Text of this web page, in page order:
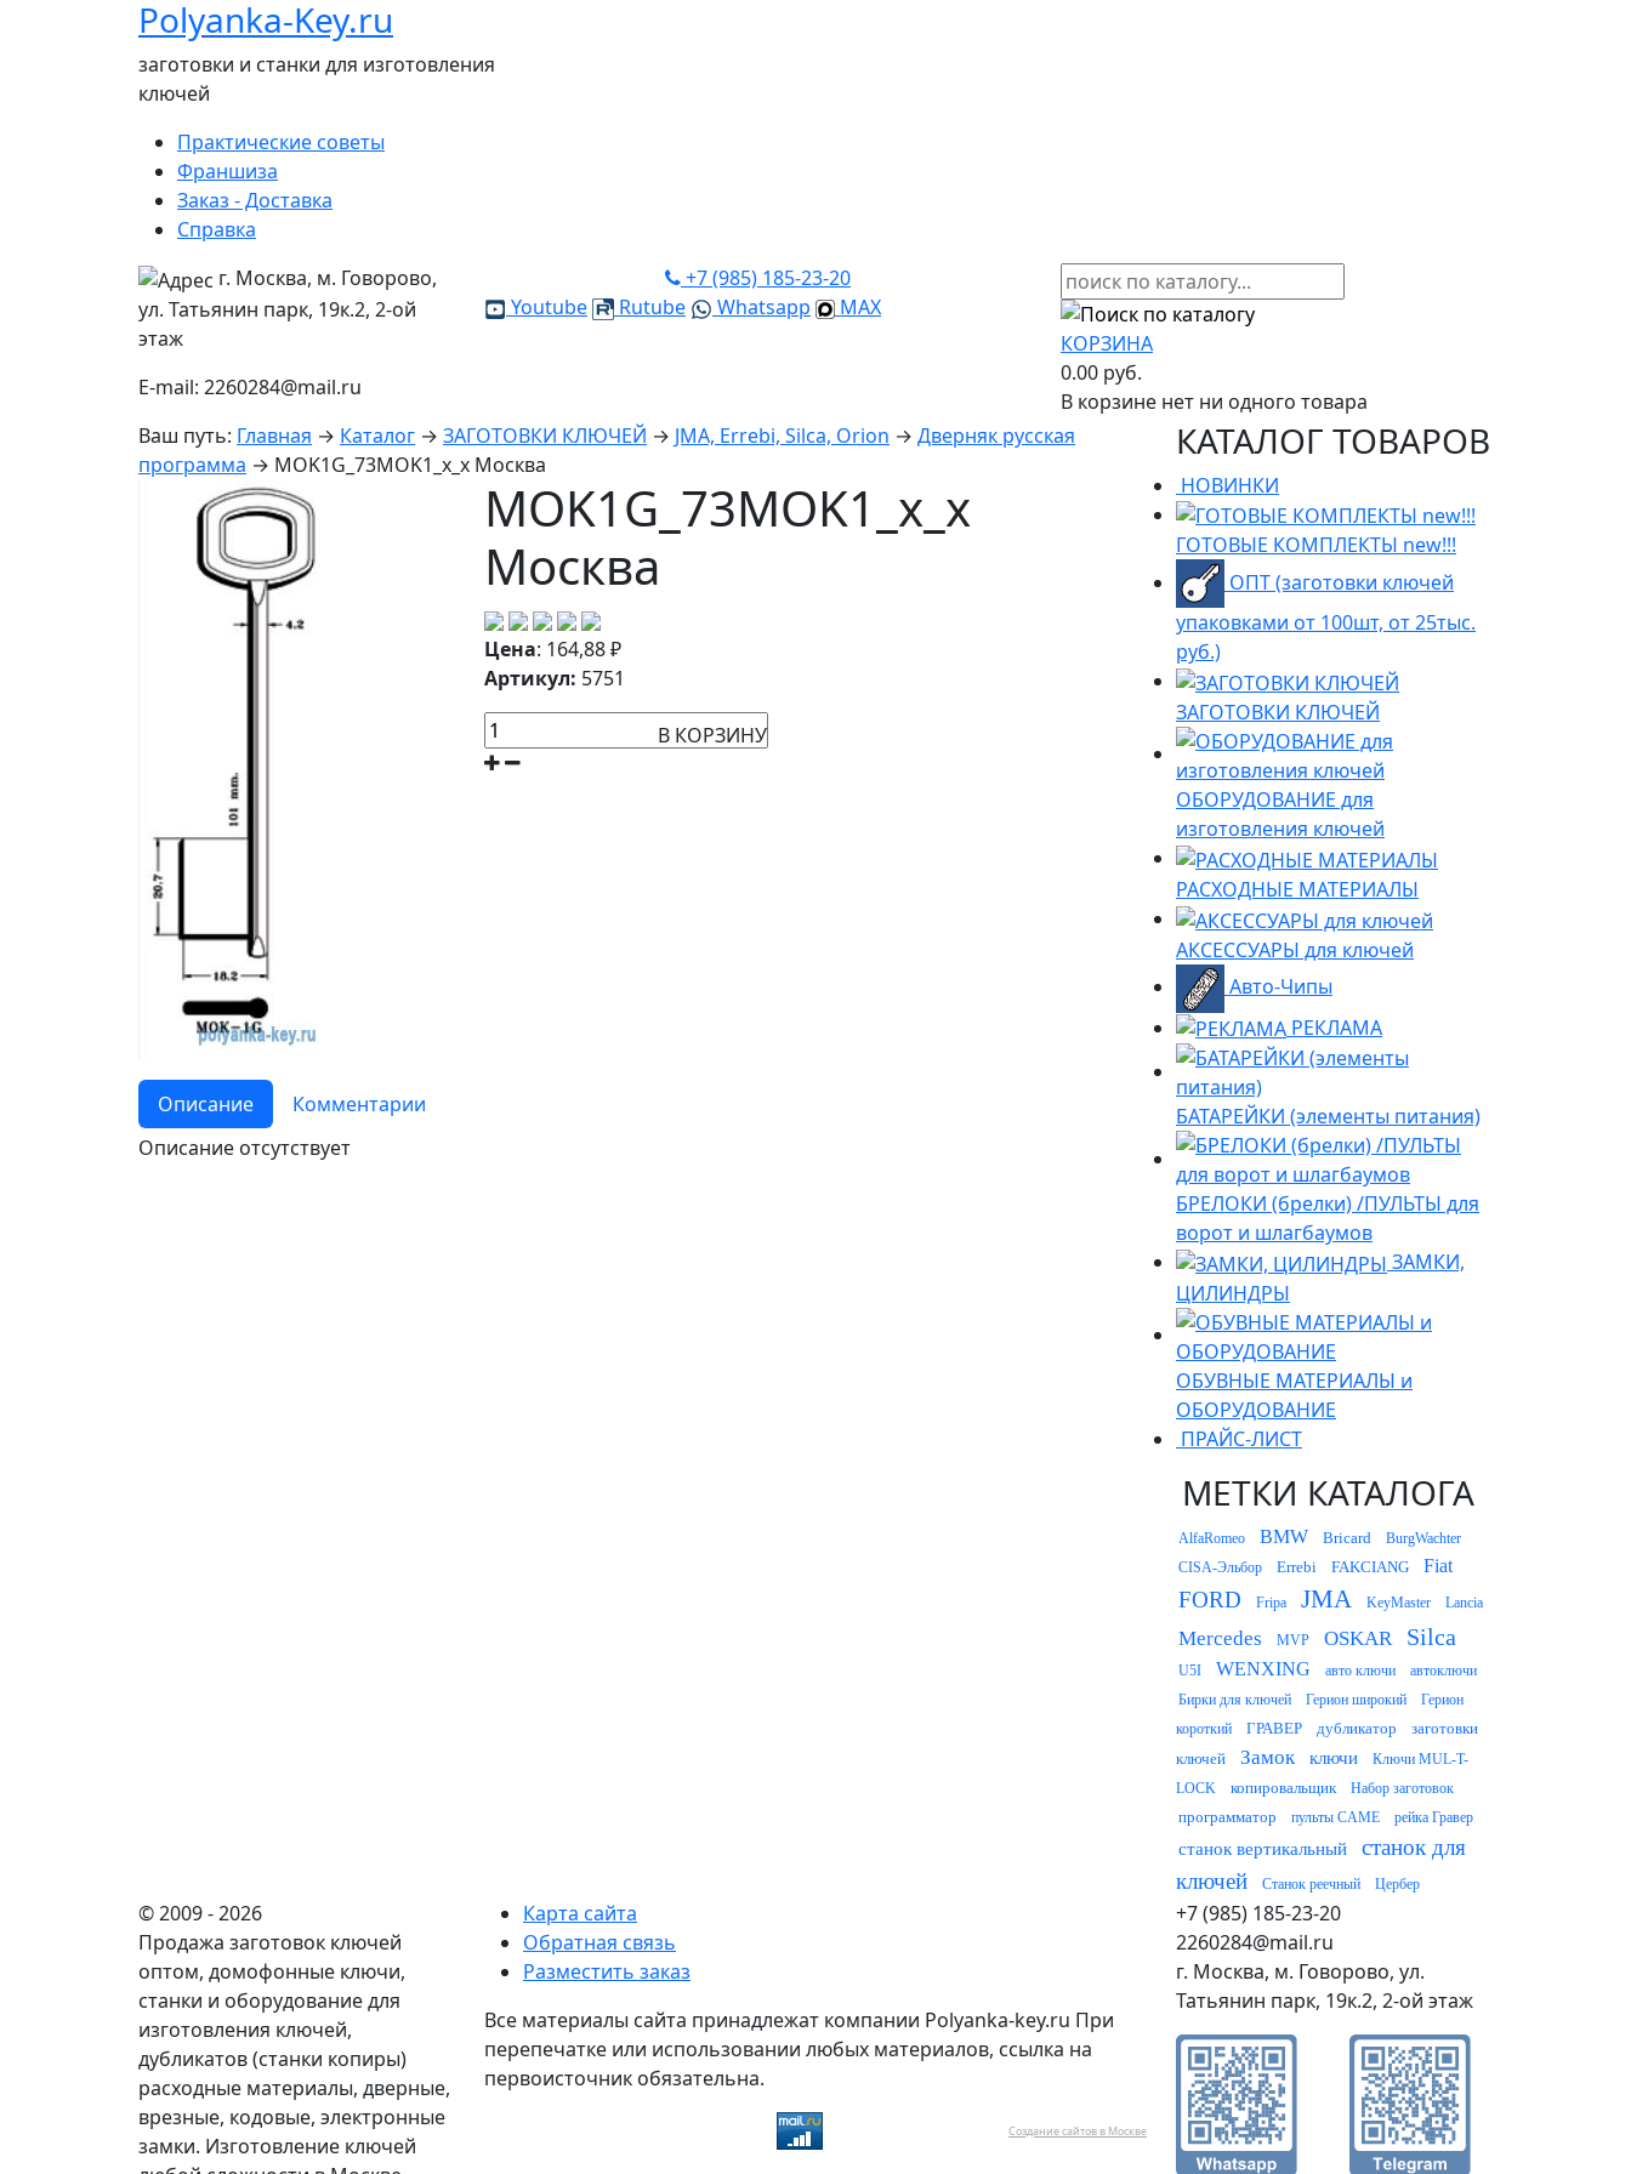
Polyanka-Key.ru
заготовки и станки для изготовления
ключей
Практические советы
Франшиза
Заказ - Доставка
Справка
г. Москва, м. Говорово,
ул. Татьянин парк, 19к.2, 2-ой
этаж
E-mail: 2260284@mail.ru
+7 (985) 185-23-20
Youtube
Rutube Whatsapp
MAX
КОРЗИНА
0.00 руб.
В корзине нет ни одного товара
Ваш путь: Главная → Каталог → ЗАГОТОВКИ КЛЮЧЕЙ → JMA, Errebi, Silca, Orion → Дверняк русская
программа → MOK1G_73MOK1_x_x Москва
MOK1G_73MOK1_x_x
Москва
Цена: 164,88₽
Артикул: 5751
В КОРЗИНУ
Описание
Комментарии
Описание отсутствует
КАТАЛОГ ТОВАРОВ
НОВИНКИ
ГОТОВЫЕ КОМПЛЕКТЫ new!!!
ОПТ (заготовки ключей
упаковками от 100шт, от 25тыс.
руб.)
ЗАГОТОВКИ КЛЮЧЕЙ
ОБОРУДОВАНИЕ для
изготовления ключей
РАСХОДНЫЕ МАТЕРИАЛЫ
АКСЕССУАРЫ для ключей
Авто-Чипы
РЕКЛАМА
БАТАРЕЙКИ (элементы питания)
БРЕЛОКИ (брелки) /ПУЛЬТЫ для
ворот и шлагбаумов
ЗАМКИ,
ЦИЛИНДРЫ
ОБУВНЫЕ МАТЕРИАЛЫ и
ОБОРУДОВАНИЕ
ПРАЙС-ЛИСТ
МЕТКИ КАТАЛОГА
AlfaRomeo BMW Bricard
BurgWachter
CISA-Эльбор
Errebi FAKCIANG Fiat
FORD Fripa JMA KeyMaster Lancia
Mercedes MVP OSKAR Silca
U5I WENXING авто ключи
автоключи
Бирки для ключей
Герион широкий
Герион
короткий
ГРАВЕР дубликатор
заготовки
ключей
Замок ключи
Ключи MUL-T-
LOCK
копировальщик Набор заготовок
программатор пульты CAME рейка Гравер
станок вертикальный
станок для
ключей
Станок реечный Цербер
© 2009 - 2026
Продажа заготовок ключей
оптом, домофонные ключи,
станки и оборудование для
изготовления ключей,
дубликатов (станки копиры)
расходные материалы, дверные,
врезные, кодовые, электронные
замки. Изготовление ключей
Карта сайта
Обратная связь
Разместить заказ
Все материалы сайта принадлежат компании Polyanka-key.ru При
перепечатке или использовании любых материалов, ссылка на
первоисточник обязательна.
Создание сайтов в Москве
+7 (985) 185-23-20
2260284@mail.ru
г. Москва, м. Говорово, ул.
Татьянин парк, 19к.2, 2-ой этаж